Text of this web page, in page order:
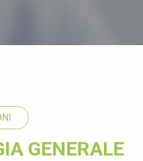
GENERALE